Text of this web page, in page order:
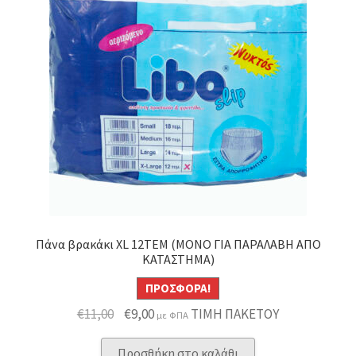
Πάνα βρακάκι XL 12ΤΕΜ (ΜΟΝΟ ΓΙΑ ΠΑΡΑΛΑΒΗ ΑΠΟ
ΚΑΤΑΣΤΗΜΑ)
ΠΡΟΣΦΟΡΆ!
€11,00 Original
price
€9,00Η
τρέχουσα
με ΦΠΑ ΤΙΜΗ ΠΑΚΕΤΟΥ